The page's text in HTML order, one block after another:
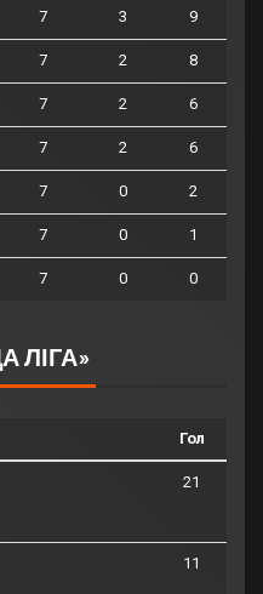
7 3 9
7 2 8
7 2 6
7 2 6
7 0 2
7 0 1
7 0 0
ЛІГА»
Гол
21
11